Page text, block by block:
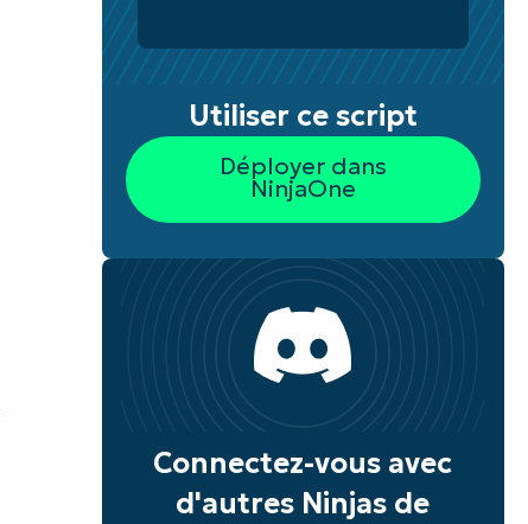
Utiliser ce script
Déployer dans
NinjaOne
Connectez-vous avec
d'autres Ninjas de